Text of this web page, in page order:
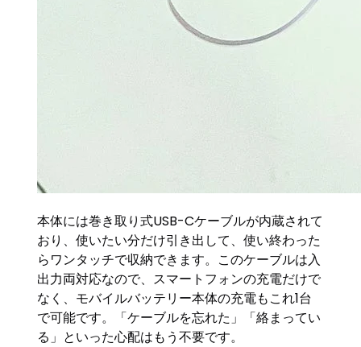
本体には巻き取り式USB-Cケーブルが内蔵されて
おり、使いたい分だけ引き出して、使い終わった
らワンタッチで収納できます。このケーブルは入
出力両対応なので、スマートフォンの充電だけで
なく、モバイルバッテリー本体の充電もこれ1台
で可能です。「ケーブルを忘れた」「絡まってい
る」といった心配はもう不要です。